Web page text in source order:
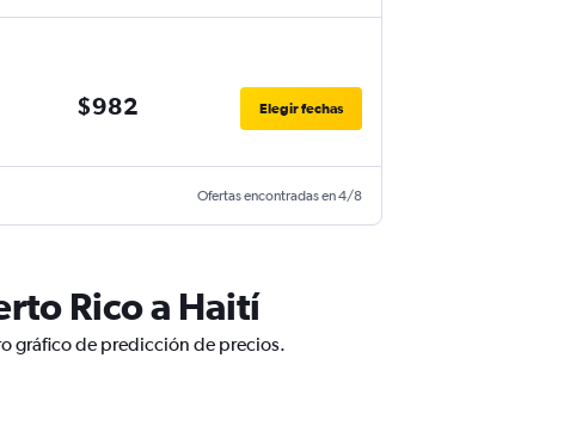
$982 Elegir fechas
Ofertas encontradas en 4/8
Rico a Haití
gráfico de predicción de precios.